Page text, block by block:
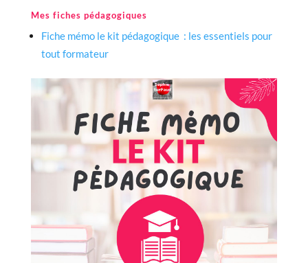
Mes fiches pédagogiques ‍
Fiche mémo le kit pédagogique : les essentiels pour
tout formateur